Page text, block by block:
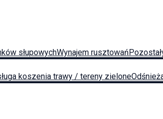
słupowychWynajem rusztowań
koszenia trawy / tereny zielone